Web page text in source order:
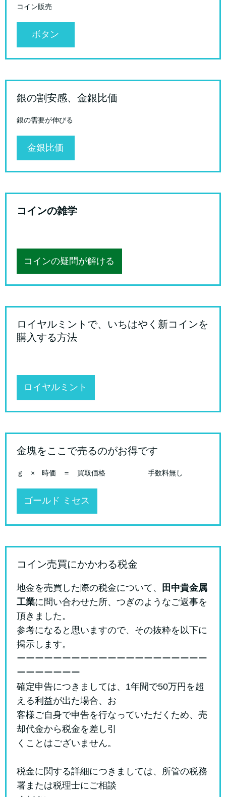
コイン販売
ボタン
銀の割安感、金銀比価
銀の需要が伸びる
金銀比価
コインの雑学
コインの疑問が解ける
ロイヤルミントで、いちはやく新コインを
購入する方法
ロイヤルミント
金塊をここで売るのがお得です
ｇ × 時価 ＝ 買取価格 手数料無し
ゴールド ミセス
コイン売買にかかわる税金
地金を売買した際の税金について、
田中貴金属
工業に問い合わせた所、つぎのようなご返事を
頂きました。
参考になると思いますので、その抜粋を以下に
掲示します。
ーーーーーーーーーーーーーーーーーーーーー
ーーーーーーー
確定申告につきましては、1年間で50万円を超
える利益が出た場合、お
客様ご自身で申告を行なっていただくため、売
却代金から税金を差し引
くことはございません。
税金に関する詳細につきましては、所管の税務
署または税理士にご相談